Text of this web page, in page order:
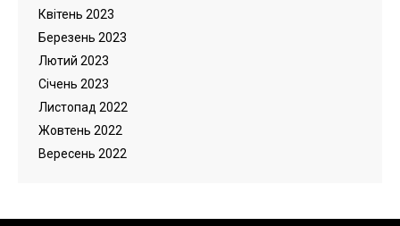
Квітень 2023
Березень 2023
Лютий 2023
Cічень 2023
Листопад 2022
Жовтень 2022
Вересень 2022